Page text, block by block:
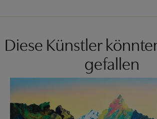
Diese Künstler
gefallen